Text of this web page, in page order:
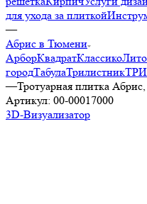
для ухода за плиткой
—
Абрис в Тюмени
АрборКвадратКлассико
городТабулаТрилистник
—Тротуарная плитка
Артикул: 00-00017000
3D-Визуализатор